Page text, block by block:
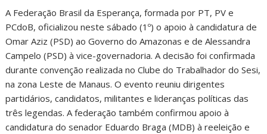
A Federação Brasil da Esperança, formada por PT, PV e
PCdoB, oficializou neste sábado (1º) o apoio à candidatura de
Omar Aziz (PSD) ao Governo do Amazonas e de Alessandra
Campelo (PSD) à vice-governadoria. A decisão foi confirmada
durante convenção realizada no Clube do Trabalhador do Sesi,
na zona Leste de Manaus. O evento reuniu dirigentes
partidários, candidatos, militantes e lideranças políticas das
três legendas. A federação também confirmou apoio à
candidatura do senador Eduardo Braga (MDB) à reeleição e